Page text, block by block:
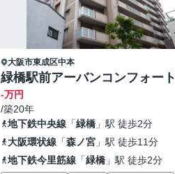
大阪市東成区中本
緑橋駅前アーバンコンフォート
-万円
/築20年
地下鉄中央線「緑橋」駅 徒歩2分
大阪環状線「森ノ宮」駅 徒歩11分
地下鉄今里筋線「緑橋」駅 徒歩2分